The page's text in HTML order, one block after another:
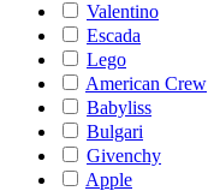
Valentino
Escada
Lego
American Crew
Babyliss
Bulgari
Givenchy
Apple